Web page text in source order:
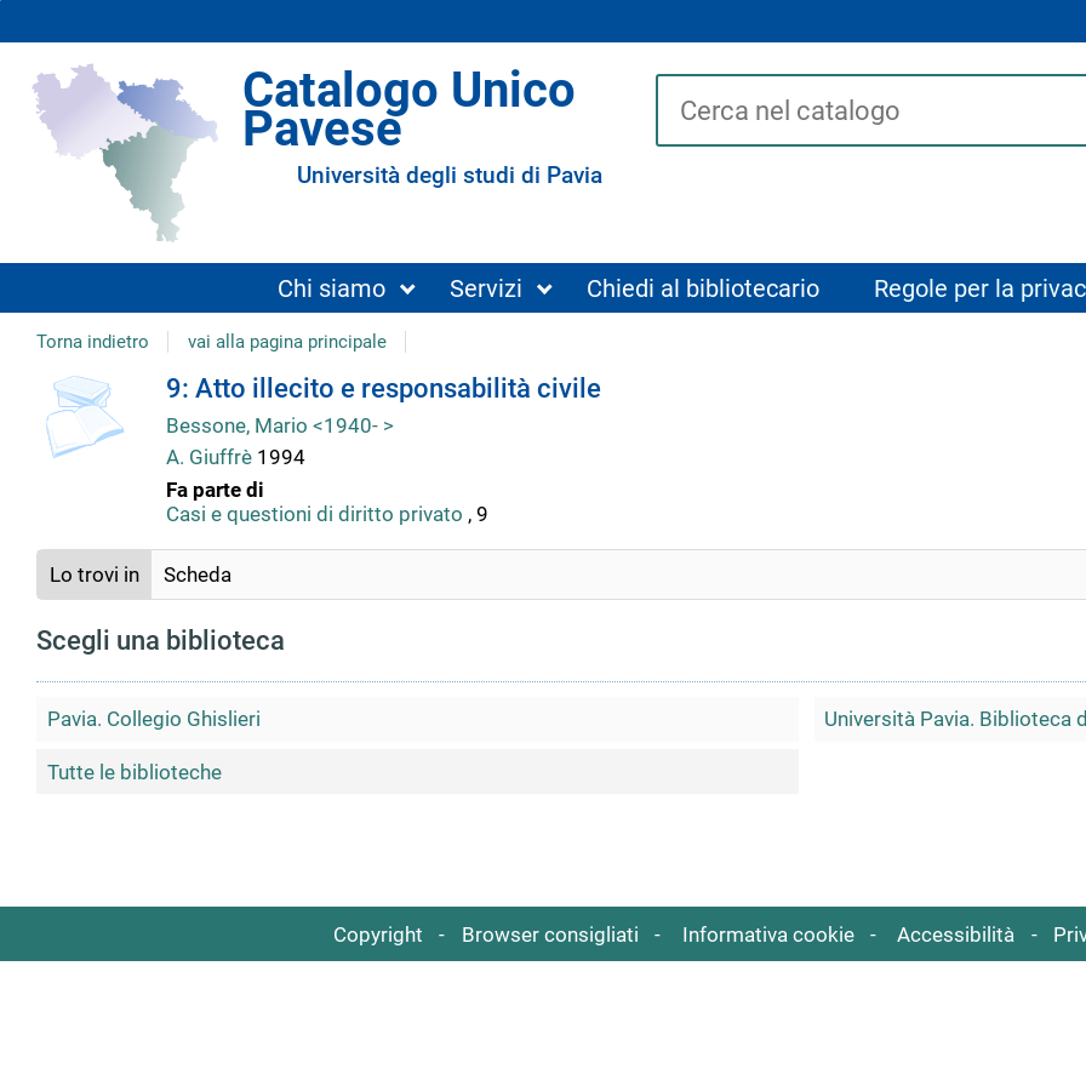
Catalogo Unico
Pavese
Università degli studi di Pavia
Cerca su "Catalogo"
Chi siamo Servizi Chiedi al bibliotecario Regole per la
Torna indietro vai alla pagina principale
Dettaglio
del
documento
9: Atto illecito e responsabilità civile
Bessone, Mario <1940- >
A. Giuffrè 1994
Fa parte di
Casi e questioni di diritto privato , 9
Lo trovi in Scheda
Scegli una biblioteca
Pavia. Collegio Ghislieri Università Pavia. Biblioteca
Tutte le biblioteche
Copyright Browser consigliati Informativa cookie Accessibilità